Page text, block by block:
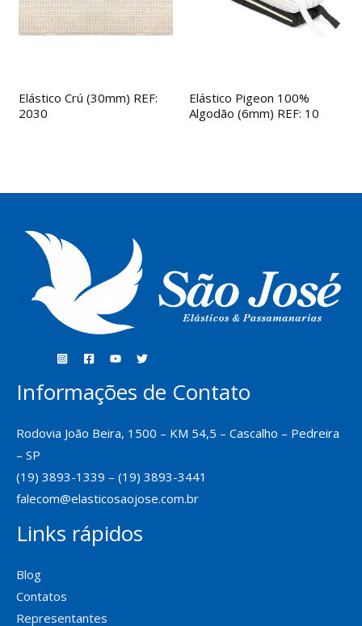
Elástico Crú (30mm) REF:
2030
Elástico Pigeon 100%
Algodão (6mm) REF: 10
Informações de Contato
Rodovia João Beira, 1500 – KM 54,5 – Cascalho – Pedreira
– SP
(19) 3893-1339 – (19) 3893-3441
falecom@elasticosaojose.com.br
Links rápidos
Blog
Contatos
Representantes